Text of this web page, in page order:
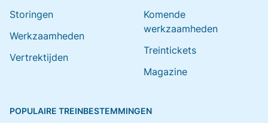
Storingen
Werkzaamheden
Vertrektijden
Komende
werkzaamheden
Treintickets
Magazine
POPULAIRE TREINBESTEMMINGEN